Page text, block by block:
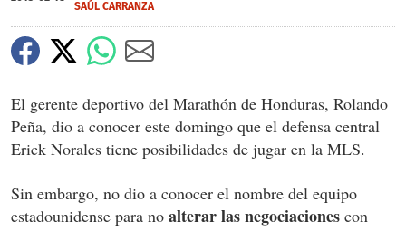
SAÚL CARRANZA
El gerente deportivo del Marathón de Honduras, Rolando
Peña, dio a conocer este domingo que el defensa central
Erick Norales tiene posibilidades de jugar en la MLS.
Sin embargo, no dio a conocer el nombre del equipo
estadounidense para no alterar las negociaciones con